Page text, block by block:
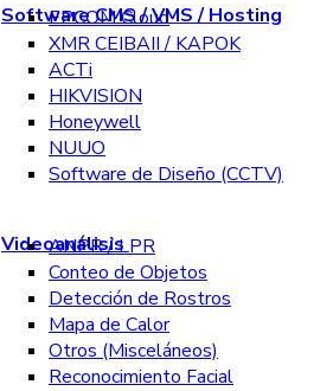
Software CMS / VMS / Hosting
EPCOM Cloud
XMR CEIBAII / KAPOK
ACTi
HIKVISION
Honeywell
NUUO
Software de Diseño (CCTV)
Videoanálisis
ANPR / LPR
Conteo de Objetos
Detección de Rostros
Mapa de Calor
Otros (Misceláneos)
Reconocimiento Facial